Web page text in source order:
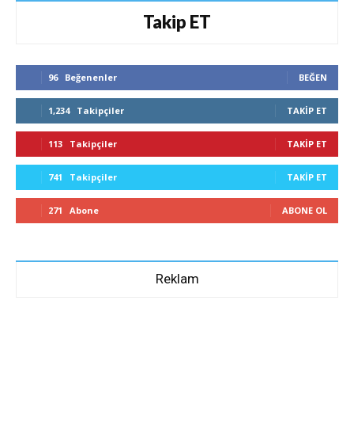
Takip ET
96 Beğenenler BEĞEN
1,234 Takipçiler TAKIP ET
113 Takipçiler TAKIP ET
741 Takipçiler TAKIP ET
271 Abone ABONE OL
Reklam